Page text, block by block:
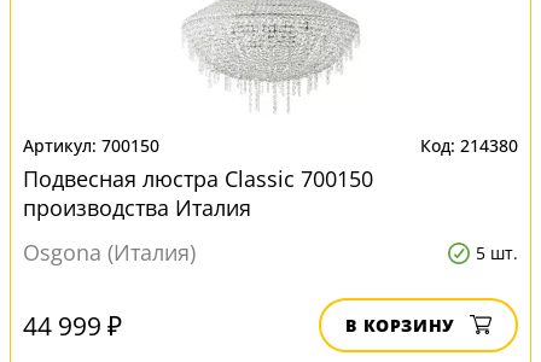
700150 214380
Подвесная люстра Classic 700150
производства Италия
Osgona (Италия)
5 шт.
44 999 ₽ В КОРЗИНУ